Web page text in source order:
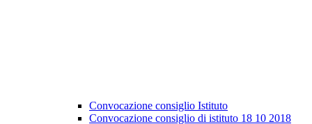
Convocazione consiglio Istituto
Convocazione consiglio di istituto 18 10 2018